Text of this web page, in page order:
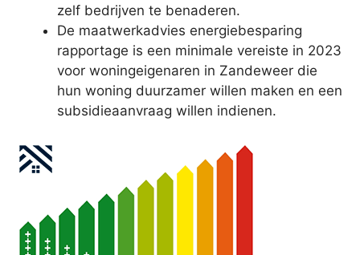
zelf bedrijven te benaderen.
De maatwerkadvies energiebesparing
rapportage is een minimale vereiste in 2023
voor woningeigenaren in Zandeweer die
hun woning duurzamer willen maken en een
subsidieaanvraag willen indienen.